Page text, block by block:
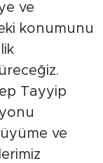
ve
konumunu
Tayyip
ve